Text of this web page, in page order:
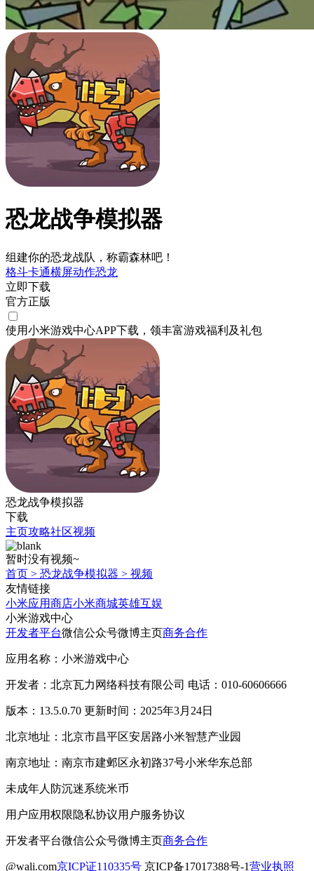
恐龙战争模拟器
组建你的恐龙战队，称霸森林吧！
格斗卡通横屏动作恐龙
立即下载
官方正版
使用小米游戏中心APP下载 ，领丰富游戏福利 及礼包
恐龙战争模拟器
下载
主页攻略社区视频
暂时没有视频~
首页 > 恐龙战争模拟器 > 视频
友情链接
小米应用商店小米商城英雄互娱
小米游戏中心
开发者平台微信公众号微博主页商务合作
应用名称：小米游戏中心
开发者：北京瓦力网络科技有限公司 电话：010-60606666
版本：13.5.0.70 更新时间：2025年3月24日
北京地址：北京市昌平区安居路小米智慧产业园
南京地址：南京市建邺区永初路37号小米华东总部
未成年人防沉迷系统米币
用户应用权限隐私协议用户服务协议
开发者平台微信公众号微博主页商务合作
@wali.com京ICP证110335号 京ICP备17017388号-1营业执照